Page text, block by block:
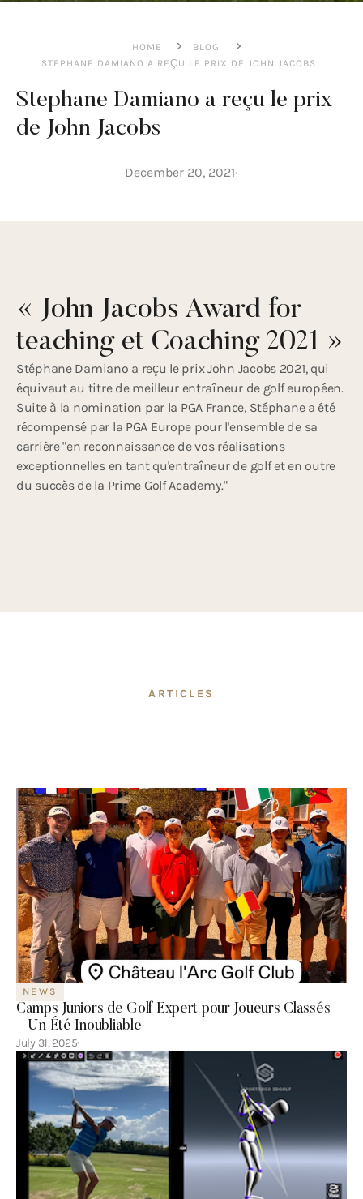
HOME
BLOG
STEPHANE DAMIANO A REÇU LE PRIX DE JOHN JACOBS
Stephane Damiano a reçu le prix
de John Jacobs
December 20, 2021
« John Jacobs Award for
teaching et Coaching 2021 »
Stéphane Damiano a reçu le prix John Jacobs 2021, qui
équivaut au titre de meilleur entraîneur de golf européen.
Suite à la nomination par la PGA France, Stéphane a été
récompensé par la PGA Europe pour l'ensemble de sa
carrière "en reconnaissance de vos réalisations
exceptionnelles en tant qu'entraîneur de golf et en outre
du succès de la Prime Golf Academy."
ARTICLES
NEWS
Camps Juniors de Golf Expert pour Joueurs Classés
– Un Été Inoubliable
July 31, 2025